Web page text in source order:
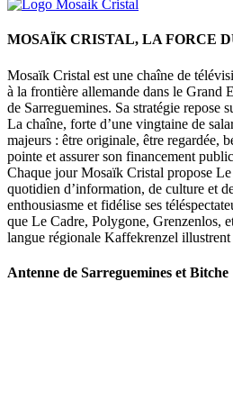
MOSAÏK CRISTAL, LA FORCE
Mosaïk Cristal est une chaîne de
à la frontière allemande dans le Grand
de Sarreguemines. Sa stratégie repose
La chaîne, forte d’une vingtaine de
majeurs : être originale, être regardée,
pointe et assurer son financement
Chaque jour Mosaïk Cristal propose
quotidien d’information, de culture et
enthousiasme et fidélise ses
que Le Cadre, Polygone, Grenzenlos,
langue régionale Kaffekrenzel
Antenne de Sarreguemines et Bitche